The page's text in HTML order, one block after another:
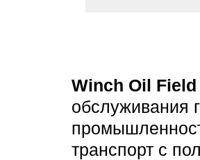
Winch Oil
обслуживания
транспорт с